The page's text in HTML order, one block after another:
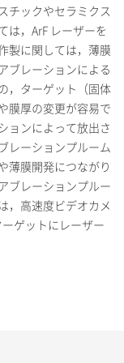
チックやセラミクス
は，ArF レーザーを
製に関しては，薄膜
ブレーションによる
，ターゲット（固体
膜厚の変更が容易で
ョンによって放出さ
レーションプルーム
薄膜開発につながり
ブレーションプルー
，高速度ビデオカメ
ーゲットにレーザー